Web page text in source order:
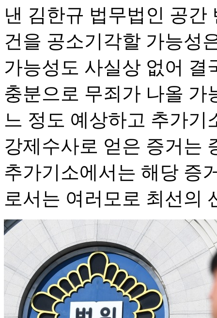
낸 김한규 법무법인 공
건을 공소기각할 가능성
가능성도 사실상 없어 결
충분으로 무죄가 나올
느 정도 예상하고 추가기
강제수사로 얻은 증거는
추가기소에서는 해당 증
로서는 여러모로 최선의